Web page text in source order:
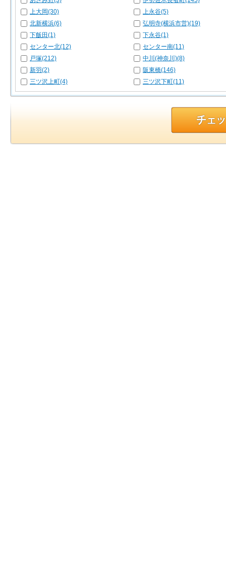
上大岡(30)
上永谷(5)
北新横浜(6)
弘明寺(横浜市営)(19)
下飯田(1)
下永谷(1)
センター北(12)
センター南(11)
戸塚(212)
中川(神奈川)(8)
新羽(2)
阪東橋(146)
三ツ沢上町(4)
三ツ沢下町(11)